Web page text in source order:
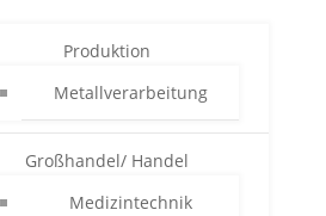
Produktion
Metallverarbeitung
Großhandel/ Handel
Medizintechnik